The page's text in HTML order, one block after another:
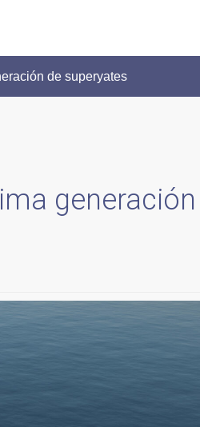
de superyates
generación